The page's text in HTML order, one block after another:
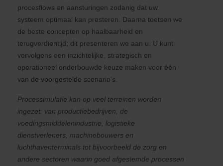
procesflows en aansturingen zodanig dat uw
systeem optimaal kan presteren. Daarna toetsen we
de beste concepten op haalbaarheid en
terugverdientijd; dit presenteren we aan u. U kunt
vervolgens een inzichtelijke, strategisch en
operationeel onderbouwde keuze maken voor één
van de voorgestelde scenario’s.
Processimulatie kan op veel terreinen worden
ingezet: van productiebedrijven, de
voedingsmiddelenindustrie, logistieke
dienstverleners, machinebouwers en
luchthaventerminals tot bijvoorbeeld de zorg en
andere sectoren waarin goed afgestemde processen